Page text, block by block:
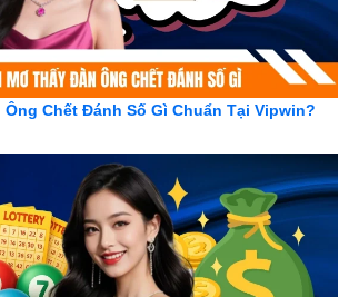
Ông Chết Đánh Số Gì Chuẩn Tại Vipwin?